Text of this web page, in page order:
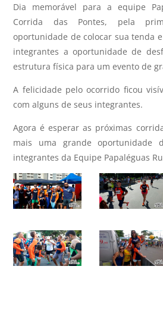
Dia memorável para a equipe
Corrida das Pontes, pela
oportunidade de colocar sua tenda
integrantes a oportunidade de
estrutura física para um evento de
A felicidade pelo ocorrido ficou
com alguns de seus integrantes.
Agora é esperar as próximas
mais uma grande oportunidade
integrantes da Equipe Papaléguas